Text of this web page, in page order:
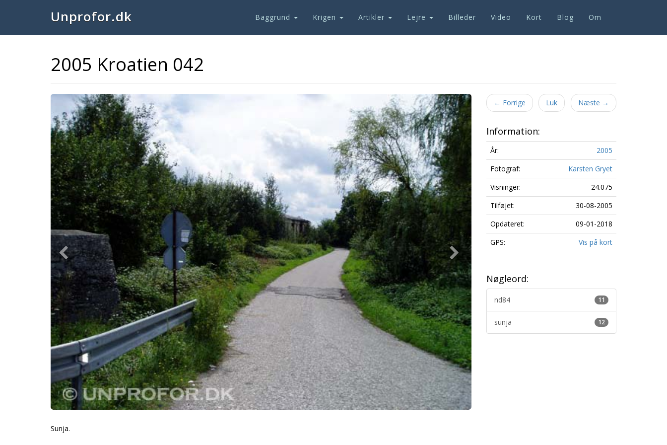
Unprofor.dk Baggrund Krigen Artikler Lejre Billeder Video Kort Blog Om
2005 Kroatien 042
Previous Next
Sunja.
← Forrige Luk Næste →
Information:
År:
2005
Fotograf:
Karsten Gryet
Visninger:
24.075
Tilføjet:
30-08-2005
Opdateret:
09-01-2018
GPS:
Vis på kort
Nøgleord:
11
nd84
12
sunja